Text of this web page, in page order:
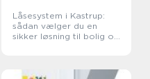
Låsesystem i Kastrup:
sådan vælger du en
sikker løsning til bolig og